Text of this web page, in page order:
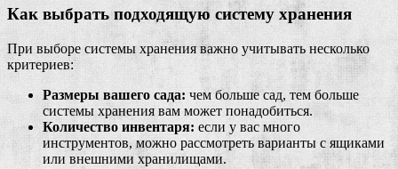
Как выбрать подходящую систему хранения
При выборе системы хранения важно учитывать несколько
критериев:
Размеры вашего сада: чем больше сад, тем больше
системы хранения вам может понадобиться.
Количество инвентаря: если у вас много
инструментов, можно рассмотреть варианты с ящиками
или внешними хранилищами.